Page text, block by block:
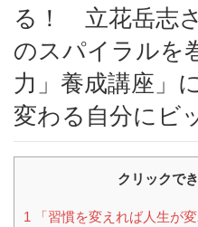
る！ 立花岳志
のスパイラルを
力」養成講座」
変わる自分に
クリックで
1 「習慣を変えれば人生が